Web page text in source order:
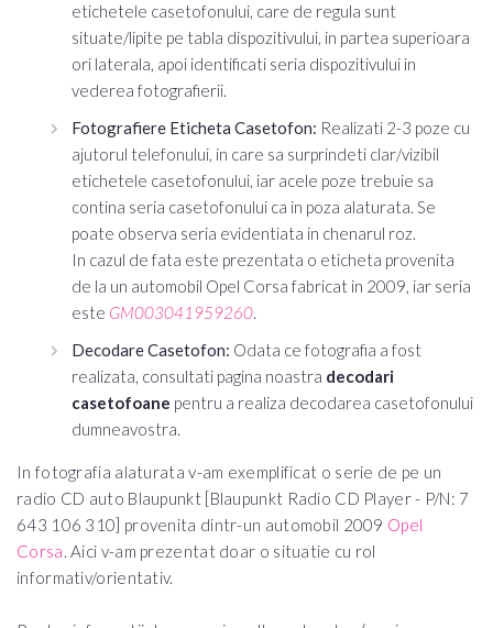
etichetele casetofonului, care de regula sunt
situate/lipite pe tabla dispozitivului, in partea superioara
ori laterala, apoi identificati seria dispozitivului in
vederea fotografierii.
Fotografiere Eticheta Casetofon: Realizati 2-3 poze cu
ajutorul telefonului, in care sa surprindeti clar/vizibil
etichetele casetofonului, iar acele poze trebuie sa
contina seria casetofonului ca in poza alaturata. Se
poate observa seria evidentiata in chenarul roz.
In cazul de fata este prezentata o eticheta provenita
de la un automobil Opel Corsa fabricat in 2009, iar seria
este GM003041959260.
Decodare Casetofon: Odata ce fotografia a fost
realizata, consultati pagina noastra decodari
casetofoane pentru a realiza decodarea casetofonului
dumneavostra.
In fotografia alaturata v-am exemplificat o serie de pe un
radio CD auto Blaupunkt [Blaupunkt Radio CD Player - P/N: 7
643 106 310] provenita dintr-un automobil 2009 Opel
Corsa. Aici v-am prezentat doar o situatie cu rol
informativ/orientativ.